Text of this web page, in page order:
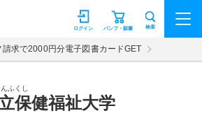
ョン パンフ・願書
ログイン 検索
請求で2000円分電子図書カードGET
ふくし
保健福祉大学